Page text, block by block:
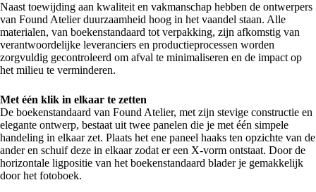
Naast toewijding aan kwaliteit en vakmanschap hebben de ontwerpers
van Found Atelier duurzaamheid hoog in het vaandel staan. Alle
materialen, van boekenstandaard tot verpakking, zijn afkomstig van
verantwoordelijke leveranciers en productieprocessen worden
zorgvuldig gecontroleerd om afval te minimaliseren en de impact op
het milieu te verminderen.
Met één klik in elkaar te zetten
De boekenstandaard van Found Atelier, met zijn stevige constructie en
elegante ontwerp, bestaat uit twee panelen die je met één simpele
handeling in elkaar zet. Plaats het ene paneel haaks ten opzichte van de
ander en schuif deze in elkaar zodat er een X-vorm ontstaat. Door de
horizontale ligpositie van het boekenstandaard blader je gemakkelijk
door het fotoboek.